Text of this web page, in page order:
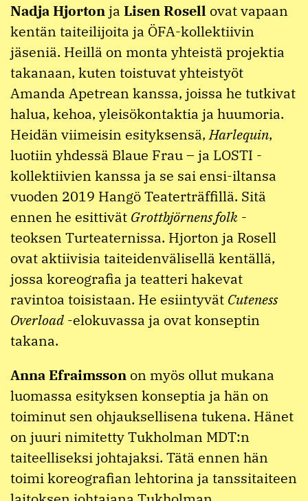
Nadja Hjorton ja Lisen Rosell ovat vapaan
kentän taiteilijoita ja ÖFA-kollektiivin
jäseniä. Heillä on monta yhteistä projektia
takanaan, kuten toistuvat yhteistyöt
Amanda Apetrean kanssa, joissa he tutkivat
halua, kehoa, yleisökontaktia ja huumoria.
Heidän viimeisin esityksensä,Harlequin,
luotiin yhdessä Blaue Frau – ja LOSTI -
kollektiivien kanssa ja se sai ensi-iltansa
vuoden 2019 Hangö Teaterträffillä. Sitä
ennen he esittivät Grottbjörnens folk -
teoksen Turteaternissa. Hjorton ja Rosell
ovat aktiivisia taiteidenvälisellä kentällä,
jossa koreografia ja teatteri hakevat
ravintoa toisistaan. He esiintyvät Cuteness
Overload -elokuvassa ja ovat konseptin
takana.
Anna Efraimsson on myös ollut mukana
luomassa esityksen konseptia ja hän on
toiminut sen ohjauksellisena tukena. Hänet
on juuri nimitetty Tukholman MDT:n
taiteelliseksi johtajaksi. Tätä ennen hän
toimi koreografian lehtorina ja tanssitaiteen